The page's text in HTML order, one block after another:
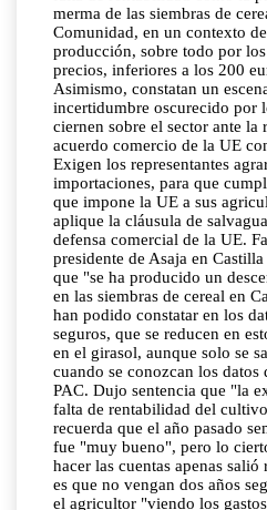
merma de las siembras de
Comunidad, en un contexto
producción, sobre todo por
precios, inferiores a los 200
Asimismo, constatan un
incertidumbre oscurecido por
ciernen sobre el sector ante la
acuerdo comercio de la UE
Exigen los representantes
importaciones, para que
que impone la UE a sus
aplique la cláusula de
defensa comercial de la UE.
presidente de Asaja en
que "se ha producido un
en las siembras de cereal en
han podido constatar en los
seguros, que se reducen en
en el girasol, aunque solo se
cuando se conozcan los datos
PAC. Dujo sentencia que "la
falta de rentabilidad del
recuerda que el año pasado
fue "muy bueno", pero lo
hacer las cuentas apenas
es que no vengan dos años
el agricultor "viendo los